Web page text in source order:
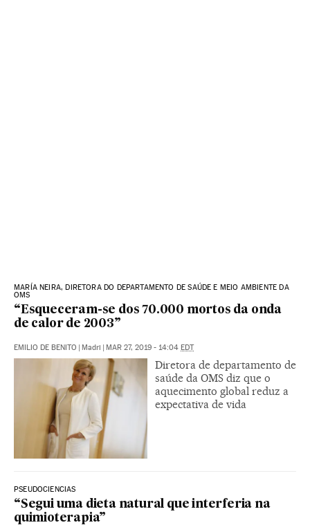
MARÍA NEIRA, DIRETORA DO DEPARTAMENTO DE SAÚDE E MEIO AMBIENTE DA
OMS
“Esqueceram-se dos 70.000 mortos da onda
de calor de 2003”
EMILIO DE BENITO | Madri | MAR 27, 2019 - 14:04 EDT
Diretora de departamento de
saúde da OMS diz que o
aquecimento global reduz a
expectativa de vida
PSEUDOCIENCIAS
“Segui uma dieta natural que interferia na
quimioterapia”